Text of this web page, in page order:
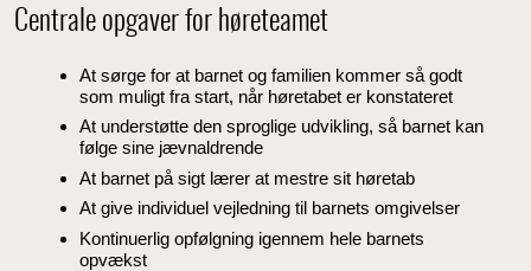
Centrale opgaver for høreteamet
At sørge for at barnet og familien kommer så godt
som muligt fra start, når høretabet er konstateret
At understøtte den sproglige udvikling, så barnet kan
følge sine jævnaldrende
At barnet på sigt lærer at mestre sit høretab
At give individuel vejledning til barnets omgivelser
Kontinuerlig opfølgning igennem hele barnets
opvækst